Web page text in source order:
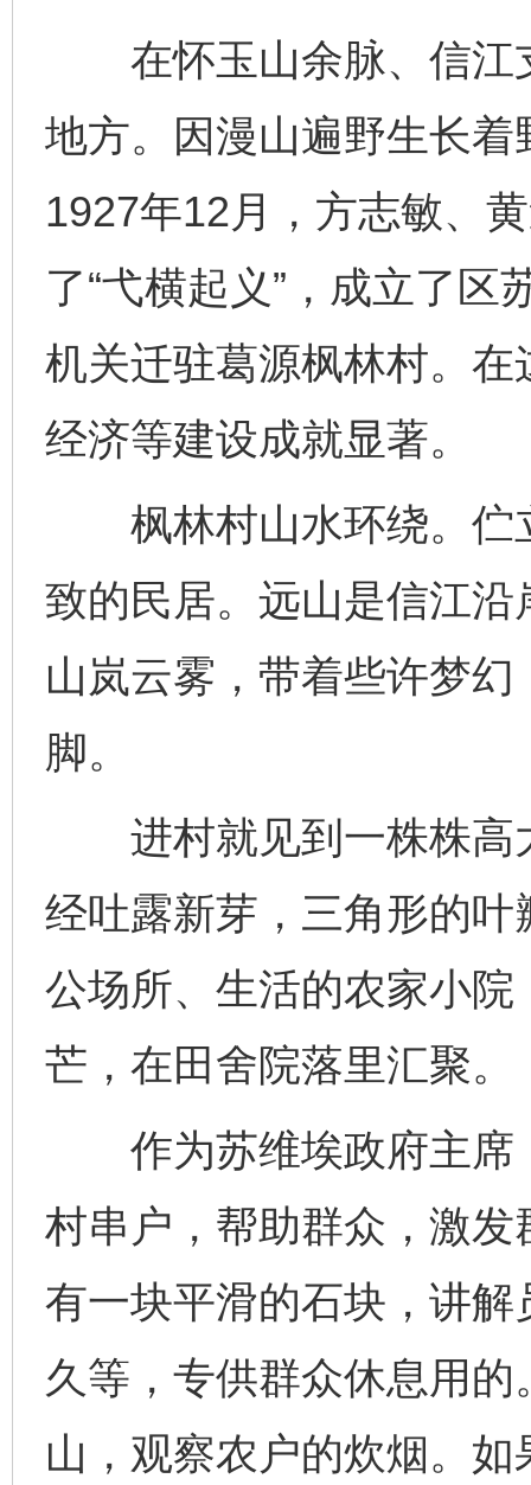
在怀玉山余脉、信江
地方。因漫山遍野生长
1927年12月，方志敏、
了“弋横起义”，成立了
机关迁驻葛源枫林村。
经济等建设成就显著。
枫林村山水环绕。伫
致的民居。远山是信江
山岚云雾，带着些许梦
脚。
进村就见到一株株高
经吐露新芽，三角形的
公场所、生活的农家小
芒，在田舍院落里汇聚。
作为苏维埃政府主席
村串户，帮助群众，激
有一块平滑的石块，讲
久等，专供群众休息用
山，观察农户的炊烟。